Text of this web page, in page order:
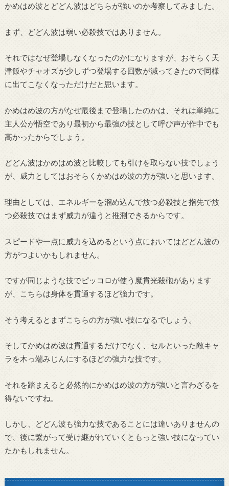
かめはめ波とどどん波はどちらが強いのか考察してみました。
まず、どどん波は弱い必殺技ではありません。
それではなぜ登場しなくなったのかになりますが、おそらく天
津飯やチャオズが少しずつ登場する回数が減ってきたので同様
に出てこなくなっただけだと思います。
かめはめ波の方がなぜ最後まで登場したのかは、それは単純に
主人公が悟空であり最初から最強の技として呼び声が作中でも
高かったからでしょう。
どどん波はかめはめ波と比較しても引けを取らない技でしょう
が、威力としてはおそらくかめはめ波の方が強いと思います。
理由としては、エネルギーを溜め込んで放つ必殺技と指先で放
つ必殺技ではまず威力が違うと推測できるからです。
スピードや一点に威力を込めるという点においてはどどん波の
方がつよいかもしれません。
ですが同じような技でピッコロが使う魔貫光殺砲があります
が、こちらは身体を貫通するほど強力です。
そう考えるとまずこちらの方が強い技になるでしょう。
そしてかめはめ波は貫通するだけでなく、セルといった敵キャ
ラを木っ端みじんにするほどの強力な技です。
それを踏まえると必然的にかめはめ波の方が強いと言わざるを
得ないですね。
しかし、どどん波も強力な技であることには違いありませんの
で、後に繋がって受け継がれていくともっと強い技になってい
たかもしれません。